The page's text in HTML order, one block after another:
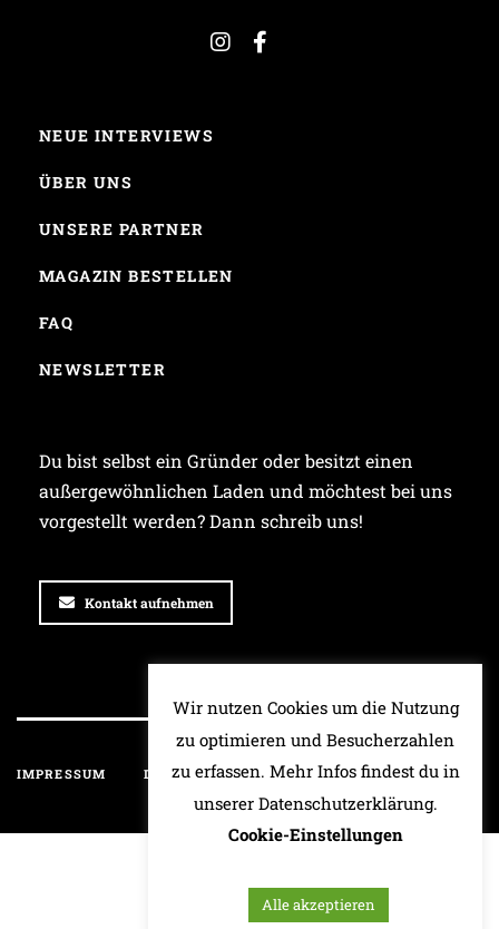
NEUE INTERVIEWS
ÜBER UNS
UNSERE PARTNER
MAGAZIN BESTELLEN
FAQ
NEWSLETTER
Du bist selbst ein Gründer oder besitzt einen
außergewöhnlichen Laden und möchtest bei uns
vorgestellt werden? Dann schreib uns!
Kontakt aufnehmen
IMPRESSUM DATENSCHUTZ HAFTUNGSAUSSCHLUSS
Wir nutzen Cookies um die Nutzung
zu optimieren und Besucherzahlen
zu erfassen. Mehr Infos findest du in
unserer Datenschutzerklärung.
Cookie-Einstellungen
Alle akzeptieren